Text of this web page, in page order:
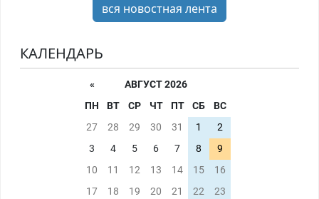
вся новостная лента
КАЛЕНДАРЬ
«
АВГУСТ 2026
ПН
ВТ СР ЧТ ПТ СБ
ВС
27
28 29 30 31 1
2
3
4 5 6 7 8
9
10
11 12 13 14 15
16
17
18 19 20 21 22
23